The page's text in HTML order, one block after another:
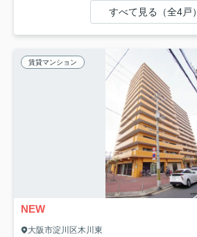
すべて見る（全4戸）
賃貸マンション
NEW
大阪市淀川区木川東